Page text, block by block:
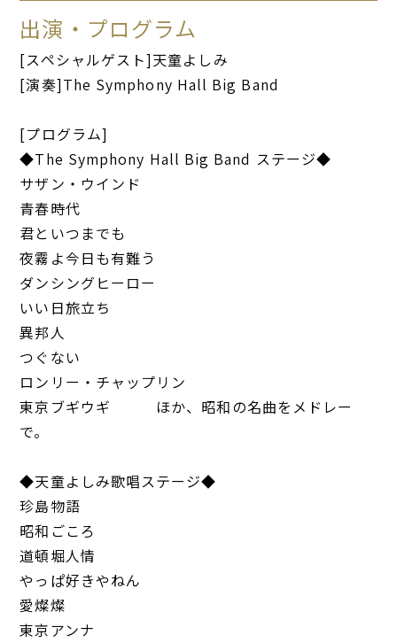
出演・プログラム
[スペシャルゲスト]天童よしみ
[演奏]The Symphony Hall Big Band
[プログラム]
◆The Symphony Hall Big Band ステージ◆
サザン・ウインド
青春時代
君といつまでも
夜霧よ今日も有難う
ダンシングヒーロー
いい日旅立ち
異邦人
つぐない
ロンリー・チャップリン
東京ブギウギ ほか、昭和の名曲をメドレー
で。
◆天童よしみ歌唱ステージ◆
珍島物語
昭和ごころ
道頓堀人情
やっぱ好きやねん
愛燦燦
東京アンナ